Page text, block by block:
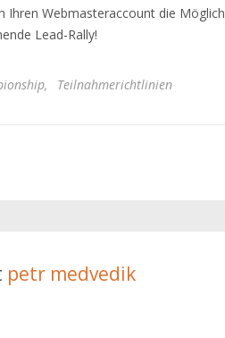
Ihren Webmasteraccount die
Lead-Rally!
, Teilnahmerichtlinien
petr medvedik